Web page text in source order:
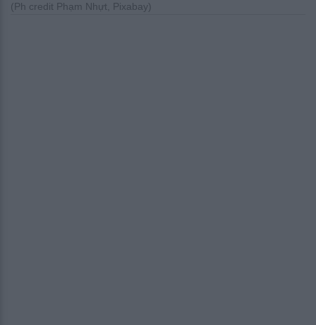
(Ph credit Phạm Nhựt, Pixabay)